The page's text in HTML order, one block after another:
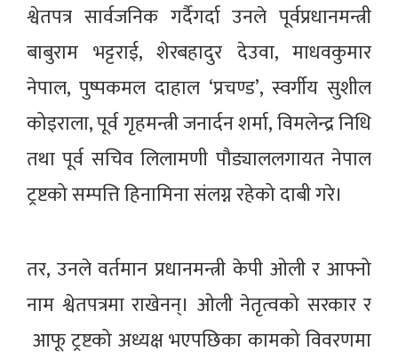
श्वेतपत्र सार्वजनिक गर्दैगर्दा उनले पूर्वप्रधानमन्त्री
बाबुराम भट्टराई, शेरबहादुर देउवा, माधवकुमार
नेपाल, पुष्पकमल दाहाल ‘प्रचण्ड’, स्वर्गीय सुशील
कोइराला, पूर्व गृहमन्त्री जनार्दन शर्मा, विमलेन्द्र निधि
तथा पूर्व सचिव लिलामणी पौड्याललगायत नेपाल
ट्रष्टको सम्पत्ति हिनामिना संलग्न रहेको दाबी गरे।
तर, उनले वर्तमान प्रधानमन्त्री केपी ओली र आफ्नो
नाम श्वेतपत्रमा राखेनन्। ओली नेतृत्वको सरकार र
आफू ट्रष्टको अध्यक्ष भएपछिका कामको विवरणमा